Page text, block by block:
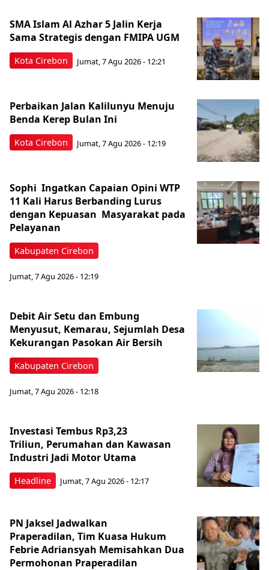
Kota Cirebon
SMA Islam Al Azhar 5 Jalin Kerja
Sama Strategis dengan FMIPA UGM
Jumat, 7 Agu 2026 - 12:21
Kota Cirebon
Perbaikan Jalan Kalilunyu Menuju
Benda Kerep Bulan Ini
Jumat, 7 Agu 2026 - 12:19
Kabupaten Cirebon
Sophi Ingatkan Capaian Opini WTP
11 Kali Harus Berbanding Lurus
dengan Kepuasan Masyarakat pada
Pelayanan
Jumat, 7 Agu 2026 - 12:19
Kabupaten Cirebon
Debit Air Setu dan Embung
Menyusut, Kemarau, Sejumlah Desa
Kekurangan Pasokan Air Bersih
Jumat, 7 Agu 2026 - 12:18
Headline
Investasi Tembus Rp3,23
Triliun, Perumahan dan Kawasan
Industri Jadi Motor Utama
Jumat, 7 Agu 2026 - 12:17
PN Jaksel Jadwalkan
Praperadilan, Tim Kuasa Hukum
Febrie Adriansyah Memisahkan Dua
Permohonan Praperadilan